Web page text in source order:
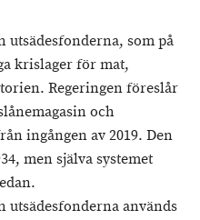
utsädesfonderna, som på
krislager för mat,
Regeringen föreslår
och
ingången av 2019. Den
men själva systemet
utsädesfonderna används